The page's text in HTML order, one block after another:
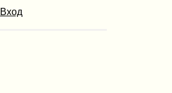
Вход